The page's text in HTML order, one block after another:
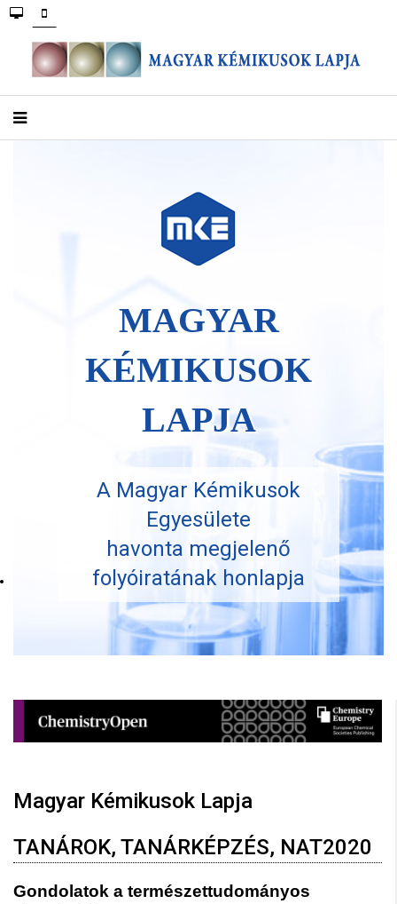
MAGYAR
KÉMIKUSOK
LAPJA
A Magyar Kémikusok
Egyesülete
havonta megjelenő
folyóiratának honlapja
Magyar Kémikusok Lapja
TANÁROK, TANÁRKÉPZÉS, NAT2020
Gondolatok a természettudományos